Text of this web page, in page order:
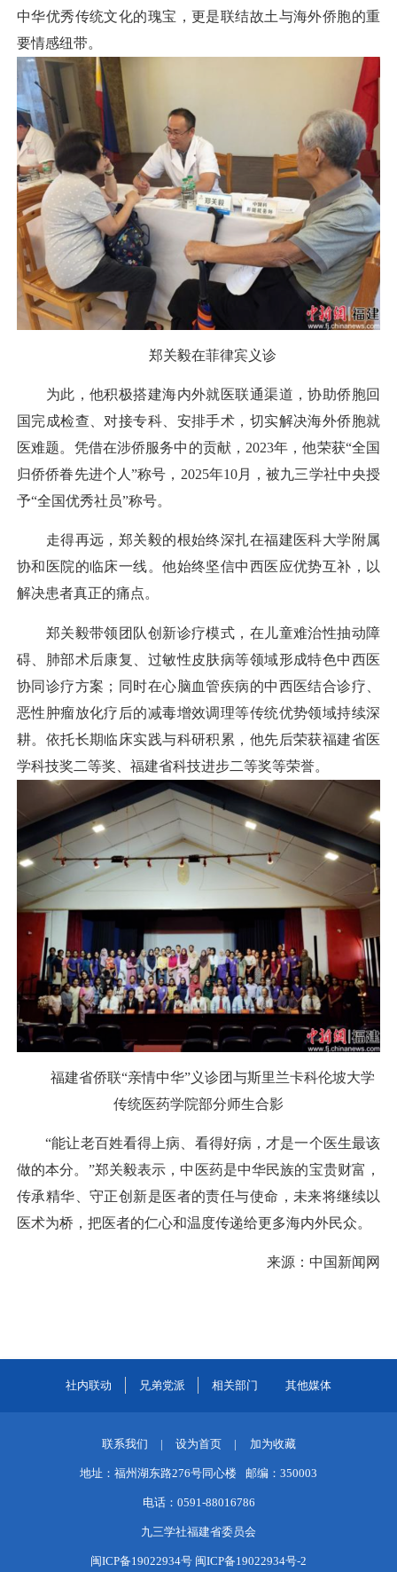
中华优秀传统文化的瑰宝，更是联结故土与海外侨胞的重
要情感纽带。
郑关毅在菲律宾义诊
为此，他积极搭建海内外就医联通渠道，协助侨胞回
国完成检查、对接专科、安排手术，切实解决海外侨胞就
医难题。凭借在涉侨服务中的贡献，2023年，他荣获“全国
归侨侨眷先进个人”称号，2025年10月，被九三学社中央授
予“全国优秀社员”称号。
走得再远，郑关毅的根始终深扎在福建医科大学附属
协和医院的临床一线。他始终坚信中西医应优势互补，以
解决患者真正的痛点。
郑关毅带领团队创新诊疗模式，在儿童难治性抽动障
碍、肺部术后康复、过敏性皮肤病等领域形成特色中西医
协同诊疗方案；同时在心脑血管疾病的中西医结合诊疗、
恶性肿瘤放化疗后的减毒增效调理等传统优势领域持续深
耕。依托长期临床实践与科研积累，他先后荣获福建省医
学科技奖二等奖、福建省科技进步二等奖等荣誉。
福建省侨联“亲情中华”义诊团与斯里兰卡科伦坡大学
传统医药学院部分师生合影
“能让老百姓看得上病、看得好病，才是一个医生最该
做的本分。”郑关毅表示，中医药是中华民族的宝贵财富，
传承精华、守正创新是医者的责任与使命，未来将继续以
医术为桥，把医者的仁心和温度传递给更多海内外民众。
来源：中国新闻网
社内联动 兄弟党派 相关部门 其他媒体
联系我们 | 设为首页 | 加为收藏
地址：福州湖东路276号同心楼 邮编：350003
电话：0591-88016786
九三学社福建省委员会
闽ICP备19022934号 闽ICP备19022934号-2